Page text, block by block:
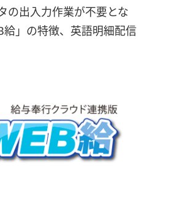
の出入力作業が不要とな
給」の特徴、英語明細配信